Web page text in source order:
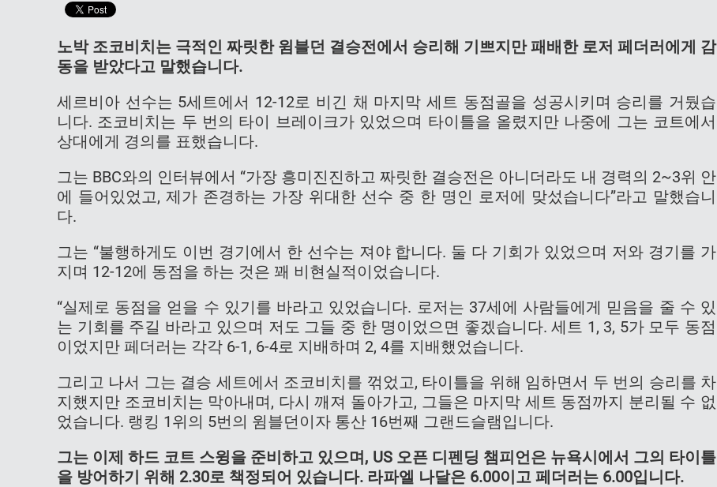
노박 조코비치는 극적인 짜릿한 윔블던 결승전에서 승리해 기쁘지만 패배한 로저 페더러에게 감
동을 받았다고 말했습니다.
세르비아 선수는 5세트에서 12-12로 비긴 채 마지막 세트 동점골을 성공시키며 승리를 거뒀습
니다. 조코비치는 두 번의 타이 브레이크가 있었으며 타이틀을 올렸지만 나중에 그는 코트에서
상대에게 경의를 표했습니다.
그는 BBC와의 인터뷰에서 “가장 흥미진진하고 짜릿한 결승전은 아니더라도 내 경력의 2~3위 안
에 들어있었고, 제가 존경하는 가장 위대한 선수 중 한 명인 로저에 맞섰습니다”라고 말했습니
다.
그는 “불행하게도 이번 경기에서 한 선수는 져야 합니다. 둘 다 기회가 있었으며 저와 경기를 가
지며 12-12에 동점을 하는 것은 꽤 비현실적이었습니다.
“실제로 동점을 얻을 수 있기를 바라고 있었습니다. 로저는 37세에 사람들에게 믿음을 줄 수 있
는 기회를 주길 바라고 있으며 저도 그들 중 한 명이었으면 좋겠습니다. 세트 1, 3, 5가 모두 동점
이었지만 페더러는 각각 6-1, 6-4로 지배하며 2, 4를 지배했었습니다.
그리고 나서 그는 결승 세트에서 조코비치를 꺾었고, 타이틀을 위해 임하면서 두 번의 승리를 차
지했지만 조코비치는 막아내며, 다시 깨져 돌아가고, 그들은 마지막 세트 동점까지 분리될 수 없
었습니다. 랭킹 1위의 5번의 윔블던이자 통산 16번째 그랜드슬램입니다.
그는 이제 하드 코트 스윙을 준비하고 있으며, US 오픈 디펜딩 챔피언은 뉴욕시에서 그의 타이틀
을 방어하기 위해 2.30로 책정되어 있습니다. 라파엘 나달은 6.00이고 페더러는 6.00입니다.